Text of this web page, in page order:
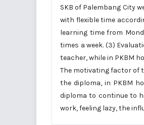
SKB of Palembang City
with flexible time
learning time from
times a week. (3)
teacher, while in PKBM
The motivating factor of
the diploma, in PKBM
diploma to continue to
work, feeling lazy, the